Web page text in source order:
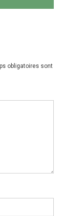
obligatoires sont